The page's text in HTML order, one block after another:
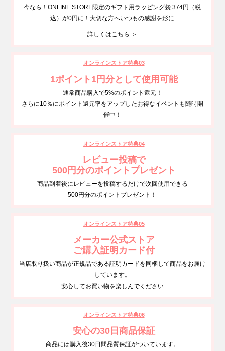
今なら！ONLINE STORE限定のギフト用ラッピング袋 374円（税
込）が0円に！大切な方へいつもの感謝を形に
詳しくはこちら ＞
オンラインストア特典03
1ポイント1円分として使用可能
通常商品購入で5%のポイント還元！
さらに10％にポイント還元率をアップしたお得なイベントも随時開
催中！
オンラインストア特典04
レビュー投稿で
500円分のポイントプレゼント
商品到着後にレビューを投稿するだけで次回使用できる
500円分のポイントプレゼント！
オンラインストア特典05
メーカー公式ストア
ご購入証明カード付
当店取り扱い商品が正規品である証明カードを同梱して商品をお届け
しています。
安心してお買い物を楽しんでください
オンラインストア特典06
安心の30日商品保証
商品には購入後30日間品質保証がついています。